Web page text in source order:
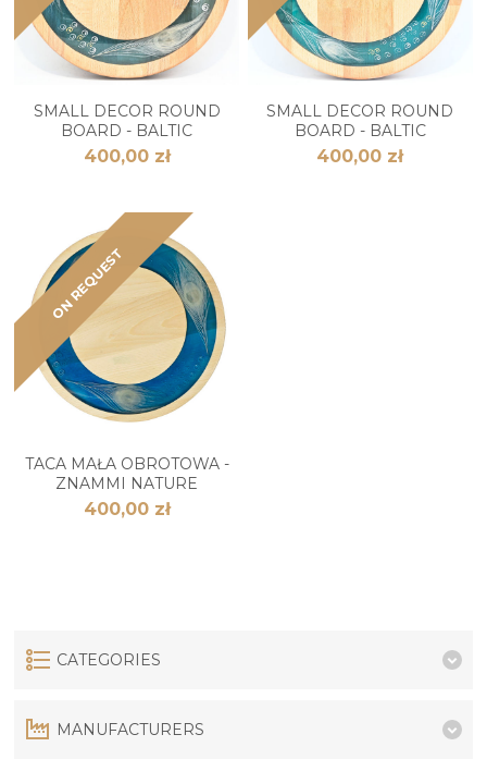
SMALL DECOR ROUND
BOARD - BALTIC
400,00 zł
SMALL DECOR ROUND
BOARD - BALTIC
400,00 zł
ON REQUEST
TACA MAŁA OBROTOWA -
ZNAMMI NATURE
400,00 zł
CATEGORIES
MANUFACTURERS